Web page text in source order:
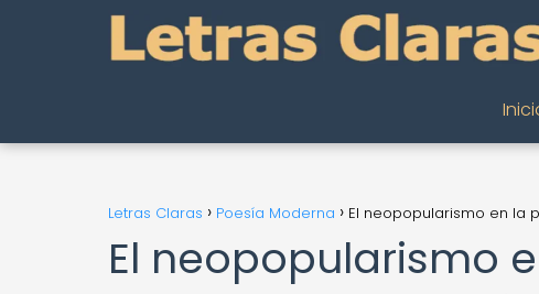
Letras Claras Poesía Moderna El neopopularismo en la
El neopopularismo